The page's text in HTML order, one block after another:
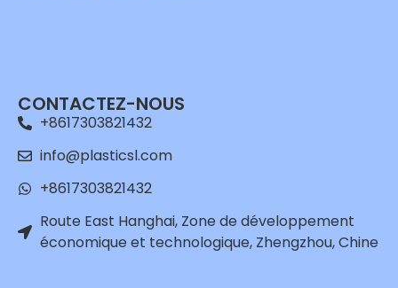
CONTACTEZ-NOUS
+8617303821432
info@plasticsl.com
+8617303821432
Route East Hanghai, Zone de développement
économique et technologique, Zhengzhou, Chine